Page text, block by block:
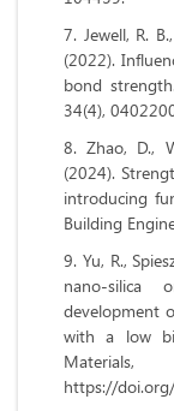
Jewell, R.
(2022).
bond
34(4),
Zhao, D.,
(2024).
introducing
Building
Yu, R.,
nano-silica
development
with a low
https://